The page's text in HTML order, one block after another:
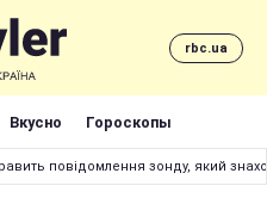
rbc.ua
Вкусно Гороскопы
повідомлення зонду, який